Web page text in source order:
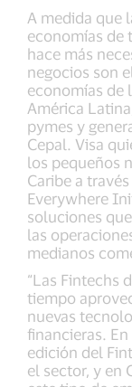
A medida que
economías de
hace más
negocios son
economías de
América
pymes y
Cepal. Visa
los pequeños
Caribe a
Everywhere
soluciones
las
medianos
“Las Fintechs
tiempo
nuevas
financieras.
edición del
el sector, y en